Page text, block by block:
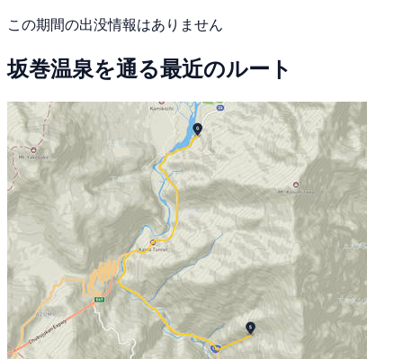
この期間の出没情報はありません
坂巻温泉を通る最近のルート